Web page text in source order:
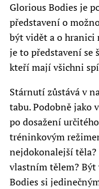
Glorious Bodies je
představení o
být vidět a o hranici
je to představení se
kteří mají všichni
Stárnutí zůstává v
tabu. Podobně jako
po dosažení
tréninkovým
nejdokonalejší těla?
vlastním tělem?
Bodies si